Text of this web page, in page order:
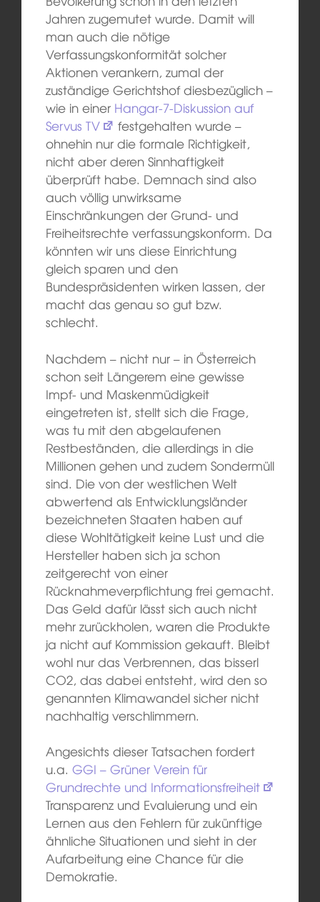
Jahren zugemutet wurde. Damit will
man auch die nötige
Verfassungskonformität solcher
Aktionen verankern, zumal der
zuständige Gerichtshof diesbezüglich –
wie in einer Hangar-7-Diskussion auf
Servus TV
festgehalten wurde –
ohnehin nur die formale Richtigkeit,
nicht aber deren Sinnhaftigkeit
überprüft habe. Demnach sind also
auch völlig unwirksame
Einschränkungen der Grund- und
Freiheitsrechte verfassungskonform. Da
könnten wir uns diese Einrichtung
gleich sparen und den
Bundespräsidenten wirken lassen, der
macht das genau so gut bzw.
schlecht.
Nachdem – nicht nur – in Österreich
schon seit Längerem eine gewisse
Impf- und Maskenmüdigkeit
eingetreten ist, stellt sich die Frage,
was tu mit den abgelaufenen
Restbeständen, die allerdings in die
Millionen gehen und zudem Sondermüll
sind. Die von der westlichen Welt
abwertend als Entwicklungsländer
bezeichneten Staaten haben auf
diese Wohltätigkeit keine Lust und die
Hersteller haben sich ja schon
zeitgerecht von einer
Rücknahmeverpflichtung frei gemacht.
Das Geld dafür lässt sich auch nicht
mehr zurückholen, waren die Produkte
ja nicht auf Kommission gekauft. Bleibt
wohl nur das Verbrennen, das bisserl
CO2, das dabei entsteht, wird den so
genannten Klimawandel sicher nicht
nachhaltig verschlimmern.
Angesichts dieser Tatsachen fordert
u.a. GGI – Grüner Verein für
Grundrechte und Informationsfreiheit
Transparenz und Evaluierung und ein
Lernen aus den Fehlern für zukünftige
ähnliche Situationen und sieht in der
Aufarbeitung eine Chance für die
Demokratie.